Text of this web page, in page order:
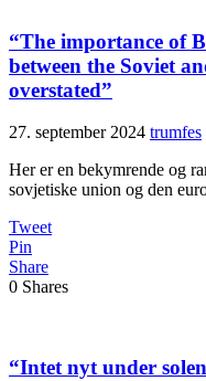
“The importance of
between the Soviet
overstated”
27. september 2024 trumfes
Her er en bekymrende og
sovjetiske union og den
Tweet
Pin
Share
0 Shares
“Intet nyt under